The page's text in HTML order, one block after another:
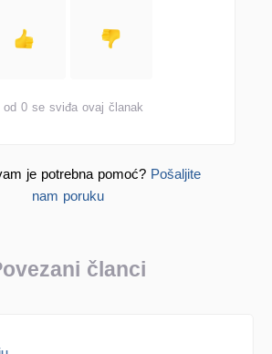
od 0 se sviđa ovaj članak
je potrebna pomoć? Pošaljite
nam poruku
članci